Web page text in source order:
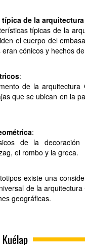
típica de la
típicas de la
el cuerpo del
cónicos y hechos
:
de la
que se ubican en la
:
de la decoración
el rombo y la greca.
existe una
de la
geográficas.